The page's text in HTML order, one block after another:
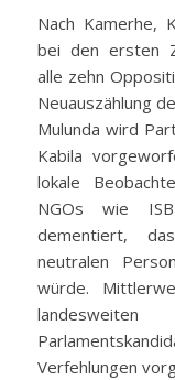
Nach Kamerhe,
bei den ersten
alle zehn
Neuauszählung
Mulunda wird
Kabila
lokale
NGOs wie
dementiert,
neutralen
würde.
Verfehlungen